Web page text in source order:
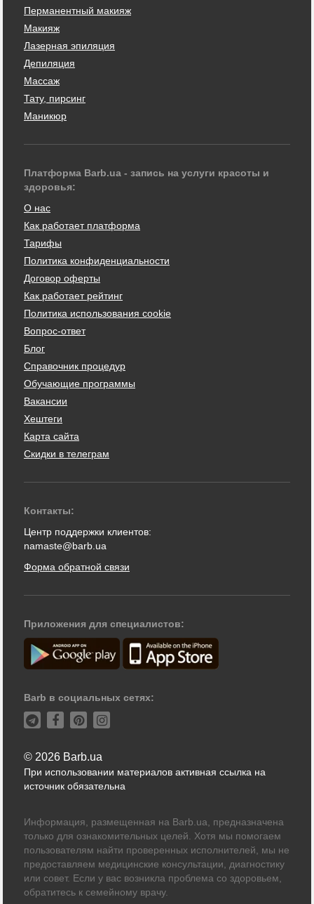
Перманентный макияж
Макияж
Лазерная эпиляция
Депиляция
Массаж
Тату, пирсинг
Маникюр
Платформа Barb.ua - запись на услуги красоты и
здоровья:
О нас
Как работает платформа
Тарифы
Политика конфиденциальности
Договор оферты
Как работает рейтинг
Политика использования cookie
Вопрос-ответ
Блог
Справочник процедур
Обучающие программы
Вакансии
Хештеги
Карта сайта
Скидки в телеграм
Контакты:
Центр поддержки клиентов:
namaste@barb.ua
Форма обратной связи
Приложения для специалистов:
Barb в социальных сетях:
© 2026 Barb.ua
При использовании материалов активная ссылка на
источник обязательна
Информация, размещенная на Barb.ua, предназначена
только для ознакомительных целей. Хотя мы помогаем
пользователям найти проверенных исполнителей, мы не
предоставляем медицинские консультации, диагностику
или совет. Если у вас возникла проблема со здоровьем,
обратитесь к семейному врачу.